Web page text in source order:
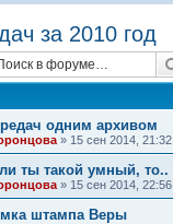
за 2010 год
одним архивом
» 15 сен 2014, 21:32
ты такой умный, то..
» 15 сен 2014, 22:56
штампа Веры